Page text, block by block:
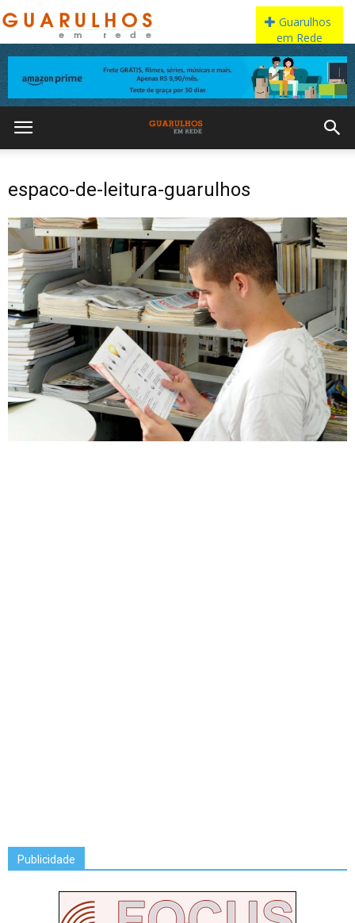
espaco-de-leitura-guarulhos
Publicidade